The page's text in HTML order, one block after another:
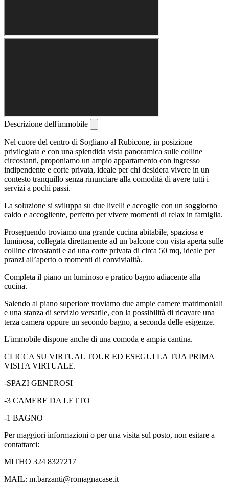
Descrizione dell'immobile
Nel cuore del centro di Sogliano al Rubicone, in posizione
privilegiata e con una splendida vista panoramica sulle colline
circostanti, proponiamo un ampio appartamento con ingresso
indipendente e corte privata, ideale per chi desidera vivere in un
contesto tranquillo senza rinunciare alla comodità di avere tutti i
servizi a pochi passi.
La soluzione si sviluppa su due livelli e accoglie con un soggiorno
caldo e accogliente, perfetto per vivere momenti di relax in famiglia.
Proseguendo troviamo una grande cucina abitabile, spaziosa e
luminosa, collegata direttamente ad un balcone con vista aperta sulle
colline circostanti e ad una corte privata di circa 50 mq, ideale per
pranzi all’aperto o momenti di convivialità.
Completa il piano un luminoso e pratico bagno adiacente alla
cucina.
Salendo al piano superiore troviamo due ampie camere matrimoniali
e una stanza di servizio versatile, con la possibilità di ricavare una
terza camera oppure un secondo bagno, a seconda delle esigenze.
L'immobile dispone anche di una comoda e ampia cantina.
CLICCA SU VIRTUAL TOUR ED ESEGUI LA TUA PRIMA
VISITA VIRTUALE.
-SPAZI GENEROSI
-3 CAMERE DA LETTO
-1 BAGNO
Per maggiori informazioni o per una visita sul posto, non esitare a
contattarci:
MITHO 324 8327217
MAIL: m.barzanti@romagnacase.it